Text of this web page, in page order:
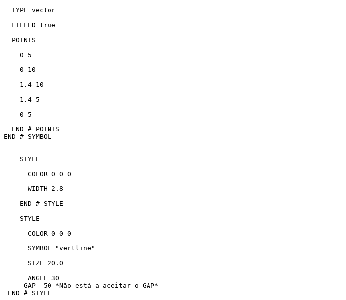
  TYPE vector
  FILLED true
  POINTS
    0 5
    0 10
    1.4 10
    1.4 5
    0 5
  END # POINTS
END # SYMBOL
    STYLE
      COLOR 0 0 0
      WIDTH 2.8
    END # STYLE
    STYLE
      COLOR 0 0 0
      SYMBOL "vertline"
      SIZE 20.0
      ANGLE 30
     GAP -50 *Não está a aceitar o GAP*
END # STYLE